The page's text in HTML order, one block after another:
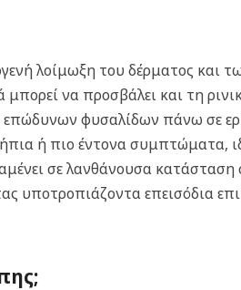
λοίμωξη του δέρματος και
να προσβάλει και τη
επώδυνων φυσαλίδων πάνω σε
ή πιο έντονα συμπτώματα,
σε λανθάνουσα κατάσταση
υποτροπιάζοντα επεισόδια